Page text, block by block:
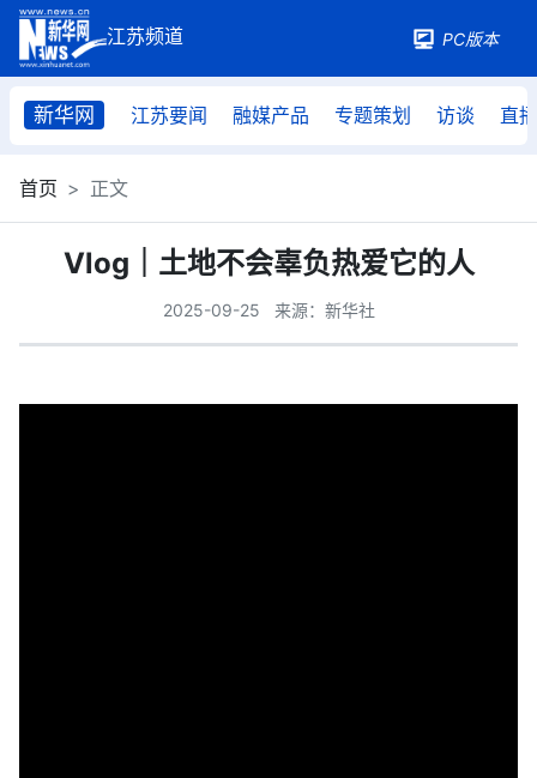
PC版本
新华网 江苏要闻 融媒产品 专题策划 访谈 直播
首页 正文
Vlog｜土地不会辜负热爱它的人
2025-09-25 来源：新华社